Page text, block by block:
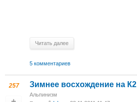
Читать далее
5 комментариев
257 Зимнее восхождение на К2
Альпинизм